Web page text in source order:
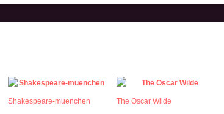
Shakespeare-muenchen The Oscar Wilde